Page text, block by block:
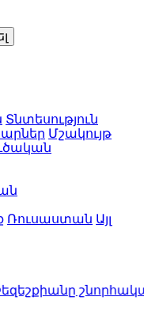
Տնտեսություն
Մշակույթ
Ռուսաստան Այլ